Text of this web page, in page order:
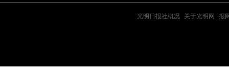
光明日报社概况 关于光明网 报